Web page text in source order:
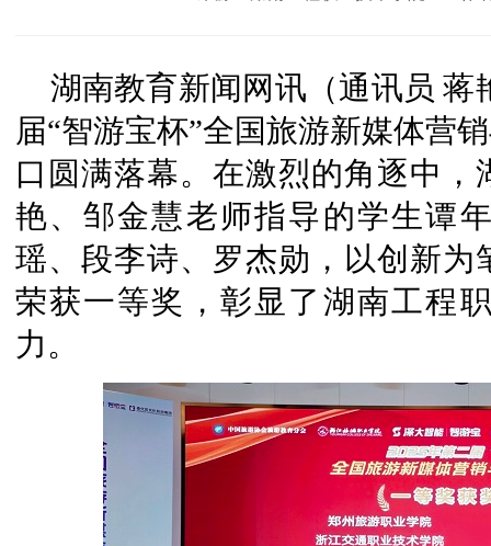
湖南教育新闻网讯（通讯员 蒋
届“智游宝杯”全国旅游新媒体营
口圆满落幕。在激烈的角逐中
艳、邹金慧老师指导的学生谭
瑶、段李诗、罗杰勋，以创新
荣获一等奖，彰显了湖南工程
力。